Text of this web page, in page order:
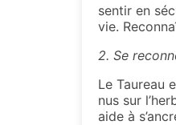
sentir en
vie.
2. Se
Le Taureau
nus sur
aide à